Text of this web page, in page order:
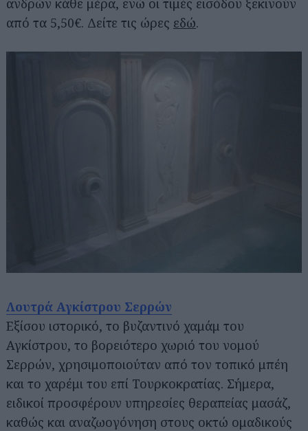
από τα 5,50€. Δείτε τις ώρες εδώ.
Λουτρά Αγκίστρου Σερρών
Εξίσου ιστορικό, το βυζαντινό χαμάμ του
Αγκίστρου, το βορειότερο χωριό του νομού
Σερρών, χρησιμοποιούταν από τον τοπικό μπέη
και το χαρέμι του επί Τουρκοκρατίας. Σήμερα,
ειδικοί προσφέρουν υπηρεσίες θεραπείας μασάζ,
καθώς και αναζωογόνηση στους οκτώ ομαδικούς